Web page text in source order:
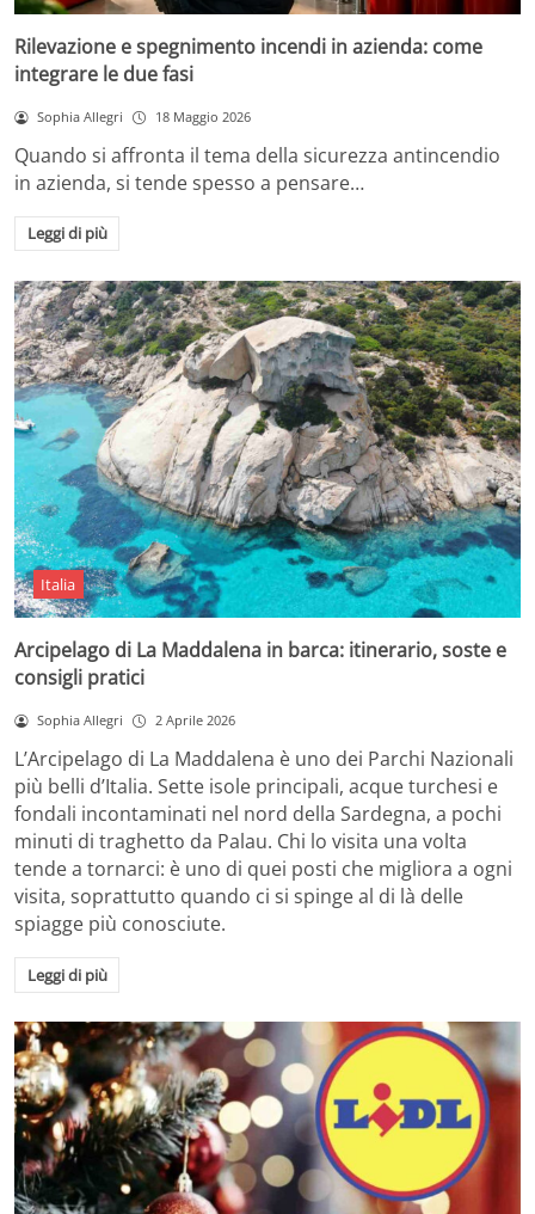
Rilevazione e spegnimento incendi in azienda: come
integrare le due fasi
Sophia Allegri 18 Maggio 2026
Quando si affronta il tema della sicurezza antincendio
in azienda, si tende spesso a pensare…
Leggi di più
Italia
Arcipelago di La Maddalena in barca: itinerario, soste e
consigli pratici
Sophia Allegri 2 Aprile 2026
L’Arcipelago di La Maddalena è uno dei Parchi Nazionali
più belli d’Italia. Sette isole principali, acque turchesi e
fondali incontaminati nel nord della Sardegna, a pochi
minuti di traghetto da Palau. Chi lo visita una volta
tende a tornarci: è uno di quei posti che migliora a ogni
visita, soprattutto quando ci si spinge al di là delle
spiagge più conosciute.
Leggi di più